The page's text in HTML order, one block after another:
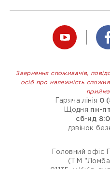
Звернення споживачів,
осіб про належність
Гаряча лінія 0
Щодня пн-
сб-нд
дзвінок
Головний офіс
(ТМ